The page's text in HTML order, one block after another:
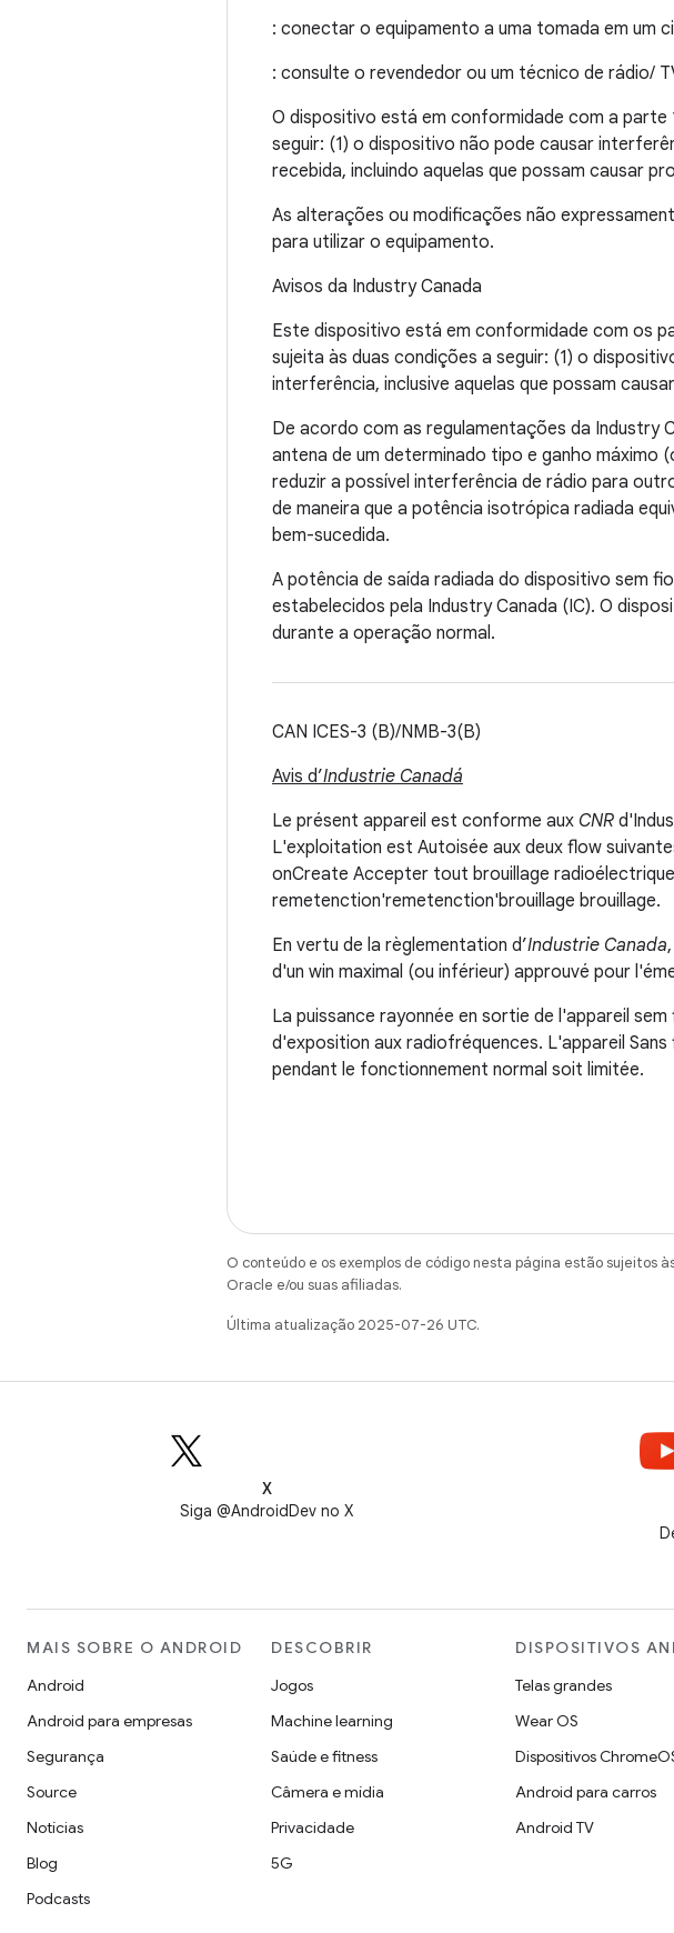
: conectar o equipamento a uma tomada em
: consulte o revendedor ou um técnico de rádio/
O dispositivo está em conformidade com a parte
seguir: (1) o dispositivo não pode causar
recebida, incluindo aquelas que possam causar
As alterações ou modificações não
para utilizar o equipamento.
Avisos da Industry Canada
Este dispositivo está em conformidade com os
sujeita às duas condições a seguir: (1) o
interferência, inclusive aquelas que possam
De acordo com as regulamentações da Industry
antena de um determinado tipo e ganho máximo
reduzir a possível interferência de rádio para
de maneira que a potência isotrópica radiada
bem-sucedida.
A potência de saída radiada do dispositivo sem
estabelecidos pela Industry Canada (IC). O
durante a operação normal.
CAN ICES-3 (B)/NMB-3(B)
Avis d’Industrie Canadá
Le présent appareil est conforme aux CNR
L'exploitation est Autoisée aux deux flow
onCreate Accepter tout brouillage
remetenction'remetenction'brouillage brouillage.
En vertu de la règlementation d’Industrie Canada
d'un win maximal (ou inférieur) approuvé pour
La puissance rayonnée en sortie de l'appareil
d'exposition aux radiofréquences. L'appareil
pendant le fonctionnement normal soit limitée.
O conteúdo e os exemplos de código nesta página estão sujeitos
Oracle e/ou suas afiliadas.
Última atualização 2025-07-26 UTC.
X
Siga @AndroidDev no X
MAIS SOBRE O ANDROID
Android
Android para empresas
Segurança
Source
Notícias
Blog
Podcasts
DESCOBRIR
Jogos
Machine learning
Saúde e fitness
Câmera e mídia
Privacidade
5G
DISPOSITIVOS
Telas grandes
Wear OS
Dispositivos
Android para carros
Android TV